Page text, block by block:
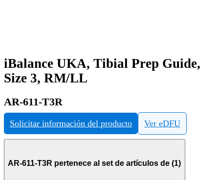
iBalance UKA, Tibial Prep Guide,
Size 3, RM/LL
AR-611-T3R
Solicitar información del producto Ver eDFU
AR-611-T3R pertenece al set de artículos de (1)